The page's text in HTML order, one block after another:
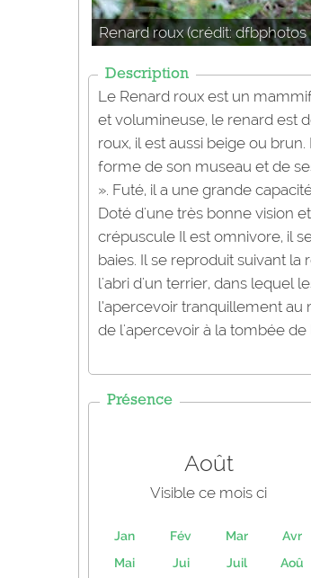
Renard roux (crédit: dfbphotos
Description
Le Renard roux est un
et volumineuse, le renard est
roux, il est aussi beige ou
forme de son museau et de
». Futé, il a une grande
Doté d'une très bonne vision
crépuscule Il est omnivore, il
baies. Il se reproduit suivant
l'abri d'un terrier, dans lequel
l’apercevoir tranquillement
de l'apercevoir à la tombée de
Présence
Août
Visible ce mois ci
Jan Fév Mar
Avr
Mai
Jui Juil Aoû